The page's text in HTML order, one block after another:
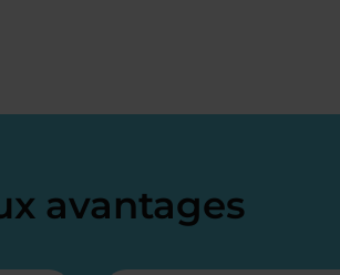
avantages